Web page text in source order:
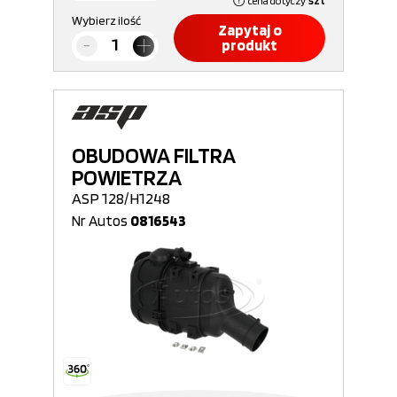
Wybierz ilość
Zapytaj o
produkt
OBUDOWA FILTRA
POWIETRZA
ASP 128/H1248
Nr Autos 0816543